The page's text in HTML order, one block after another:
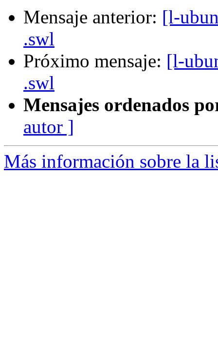
Mensaje anterior: [l-
.swl
Próximo mensaje: [l-
.swl
Mensajes ordenados
autor ]
Más información sobre la